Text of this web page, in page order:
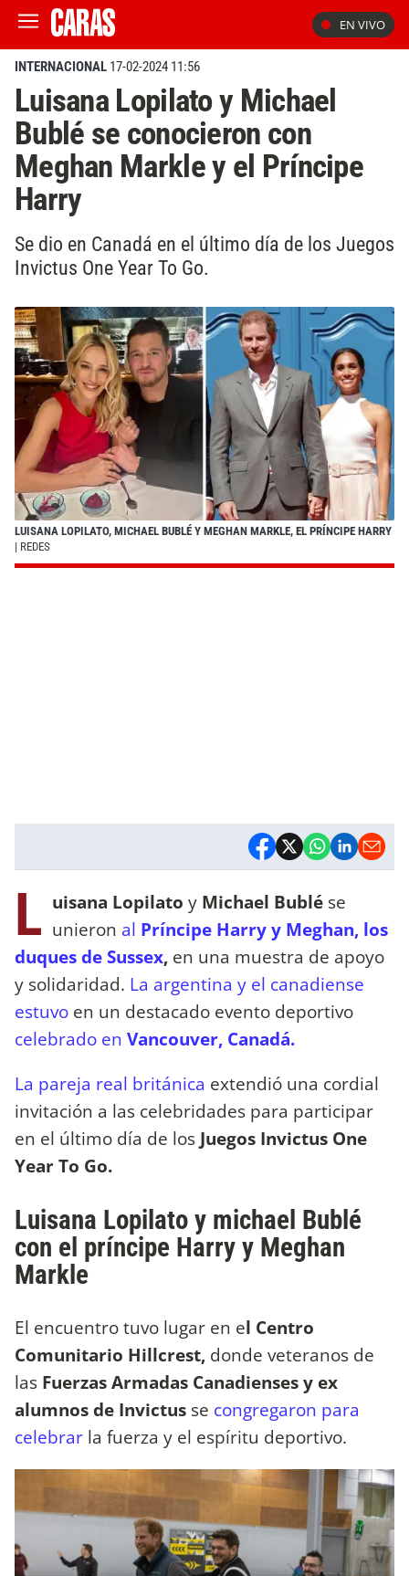
EN VIVO
INTERNACIONAL 17-02-2024 11:56
Luisana Lopilato y Michael
Bublé se conocieron con
Meghan Markle y el Príncipe
Harry
Se dio en Canadá en el último día de los Juegos
Invictus One Year To Go.
LUISANA LOPILATO, MICHAEL BUBLÉ Y MEGHAN MARKLE, EL PRÍNCIPE HARRY
| REDES
L uisana Lopilato y Michael Bublé se
unieron al Príncipe Harry y Meghan, los
duques de Sussex, en una muestra de apoyo
y solidaridad. La argentina y el canadiense
estuvo en un destacado evento deportivo
celebrado en Vancouver, Canadá.
La pareja real británica extendió una cordial
invitación a las celebridades para participar
en el último día de los Juegos Invictus One
Year To Go.
Luisana Lopilato y michael Bublé
con el príncipe Harry y Meghan
Markle
El encuentro tuvo lugar en el Centro
Comunitario Hillcrest, donde veteranos de
las Fuerzas Armadas Canadiensesy ex
alumnos de Invictus se congregaron para
celebrar la fuerza y el espíritu deportivo.